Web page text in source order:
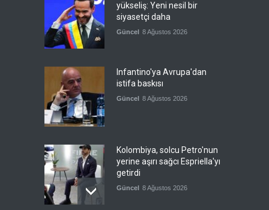
yükseliş: Yeni nesil bir
siyasetçi daha
Güncel 8 Ağustos 2026
Infantino'ya Avrupa'dan
istifa baskısı
Güncel 8 Ağustos 2026
Kolombiya, solcu Petro'nun
yerine aşırı sağcı Espriella'yı
getirdi
Güncel 8 Ağustos 2026